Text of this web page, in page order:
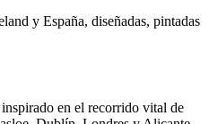
y España, diseñadas, pintadas
en el recorrido vital de